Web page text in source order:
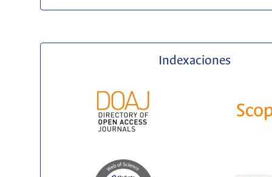
Indexaciones